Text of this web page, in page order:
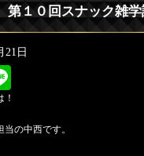
第１０回スナック雑
21日
当の中西です。